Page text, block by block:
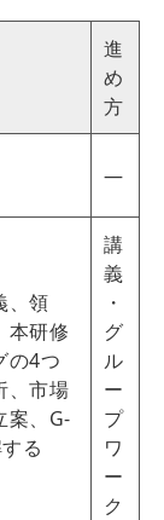
進
め
方
―
、領
本研修
の4つ
、市場
案、G-
る
講
義
・
グ
ル
ー
プ
ワ
ー
ク